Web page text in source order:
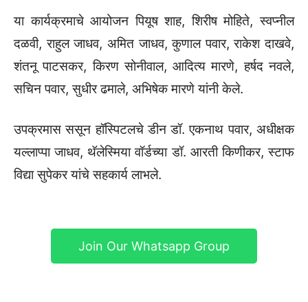
या कार्यक्रमाचे आयोजन पियूष शाह, शिरीष मोहिते, स्वप्नील
दळवी, राहुल जाधव, अमित जाधव, कुणाल पवार, राकेश दाखवे,
शंतनू पाटसकर, किरण सोनीवाल, आदित्य मारणे, हर्षद नवले,
सचिन पवार, सुधीर ढमाले, अभिषेक मारणे यांनी केले.
उपक्रमास ससून हॉस्पिटलचे डीन डॉ. एकनाथ पवार, अधीक्षक
यल्लाप्पा जाधव, थॅलेस्मिया वॉर्डच्या डॉ. आरती किणीकर, स्टाफ
विद्या सुपेकर यांचे सहकार्य लाभले.
Join Our Whatsapp Group